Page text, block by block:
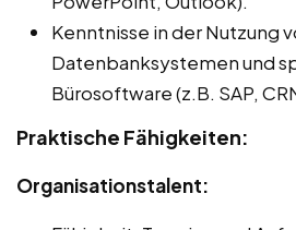
Kenntnisse in der Nutzung
Datenbanksystemen und
Bürosoftware (z.B. SAP,
Praktische Fähigkeiten:
Organisationstalent: